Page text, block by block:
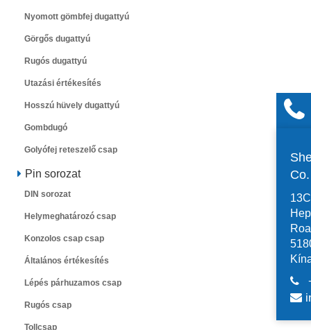
Nyomott gömbfej dugattyú
Görgős dugattyú
Rugós dugattyú
Utazási értékesítés
Hosszú hüvely dugattyú
Gombdugó
Golyófej reteszelő csap
Pin sorozat
DIN sorozat
Helymeghatározó csap
Konzolos csap csap
Általános értékesítés
Lépés párhuzamos csap
Rugós csap
Tollcsap